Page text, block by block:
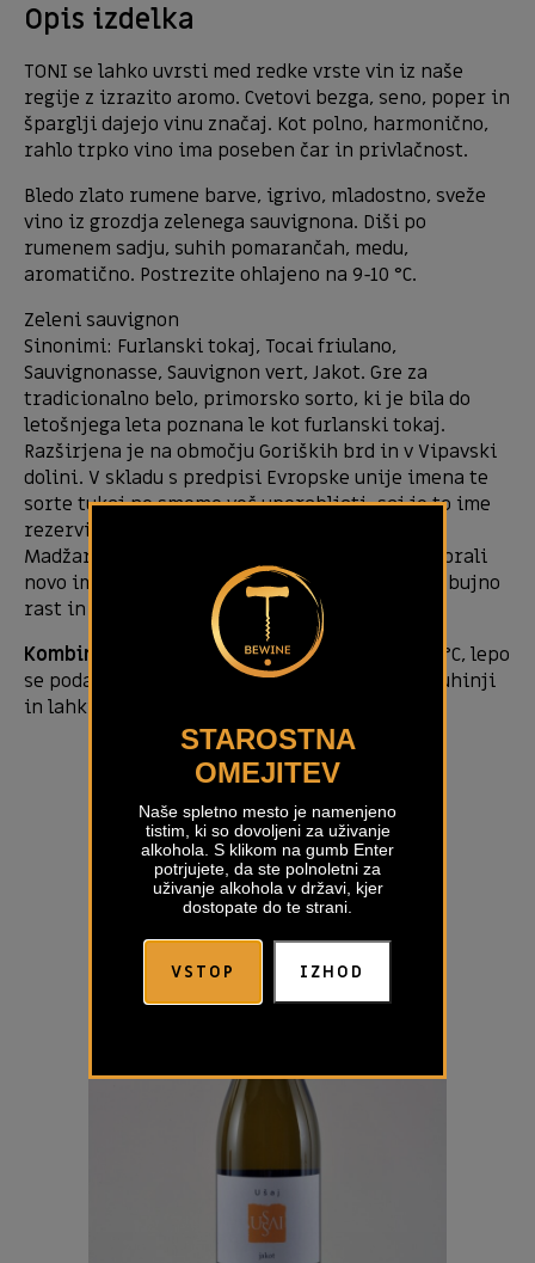
STAROSTNA
OMEJITEV
Naše spletno mesto je namenjeno
tistim, ki so dovoljeni za uživanje
alkohola. S klikom na gumb Enter
potrjujete, da ste polnoletni za
uživanje alkohola v državi, kjer
dostopate do te strani.
VSTOP IZHOD
Opis izdelka
TONI se lahko uvrsti med redke vrste vin iz naše
regije z izrazito aromo. Cvetovi bezga, seno, poper in
šparglji dajejo vinu značaj. Kot polno, harmonično,
rahlo trpko vino ima poseben čar in privlačnost.
Bledo zlato rumene barve, igrivo, mladostno, sveže
vino iz grozdja zelenega sauvignona. Diši po
rumenem sadju, suhih pomarančah, medu,
aromatično. Postrezite ohlajeno na 9-10 °C.
Zeleni sauvignon
Sinonimi: Furlanski tokaj, Tocai friulano,
Sauvignonasse, Sauvignon vert, Jakot. Gre za
tradicionalno belo, primorsko sorto, ki je bila do
letošnjega leta poznana le kot furlanski tokaj.
Razširjena je na območju Goriških brd in v Vipavski
dolini. V skladu s predpisi Evropske unije imena te
sorte tukaj ne smemo več uporabljati, saj je to ime
rezervirano izključno za vino, pridelano na
Madžarskem. V Sloveniji smo za staro sorto izbrali
novo ime, in sicer zeleni sauvignon. Sorta ima bujno
rast in dozori pred rebulo.
Kombinacija s hrano:Postrežemo ga pri 9-10 °C, lepo
se poda k ribam, perutnini, solatam, azijski kuhinji
in lahkim prigrizkom.